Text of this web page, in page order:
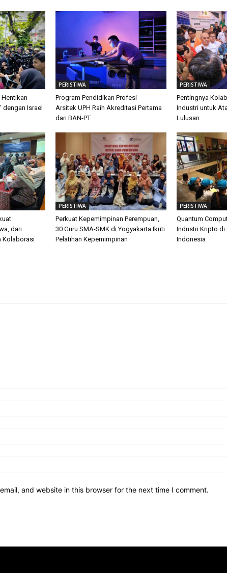
Hentikan
dengan Israel
PERISTIWA
Program Pendidikan Profesi
Arsitek UPH Raih Akreditasi Pertama
dari BAN-PT
PERISTIWA
Pentingnya
Industri untuk
Lulusan
dari
Kolaborasi
PERISTIWA
Perkuat Kepemimpinan Perempuan,
30 Guru SMA-SMK di Yogyakarta Ikuti
Pelatihan Kepemimpinan
PERISTIWA
Quantum
Industri Kripto di
Indonesia
and website in this browser for the next time I comment.